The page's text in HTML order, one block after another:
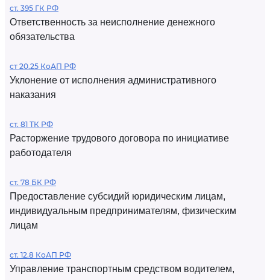
ст. 395 ГК РФ
Ответственность за неисполнение денежного
обязательства
ст 20.25 КоАП РФ
Уклонение от исполнения административного
наказания
ст. 81 ТК РФ
Расторжение трудового договора по инициативе
работодателя
ст. 78 БК РФ
Предоставление субсидий юридическим лицам,
индивидуальным предпринимателям, физическим
лицам
ст. 12.8 КоАП РФ
Управление транспортным средством водителем,